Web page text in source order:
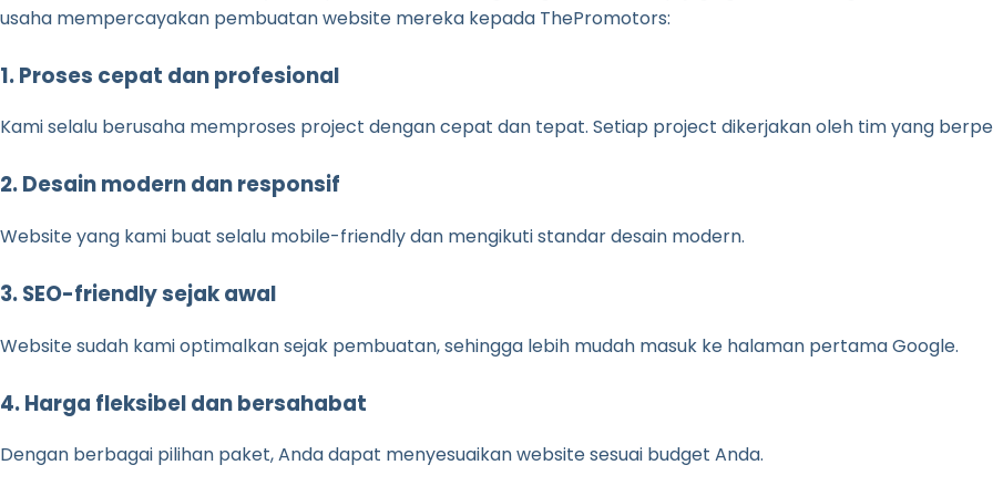
usaha mempercayakan pembuatan website mereka kepada ThePromotors:
1. Proses cepat dan profesional
Kami selalu berusaha memproses project dengan cepat dan tepat. Setiap project dikerjakan oleh tim yang
2. Desain modern dan responsif
Website yang kami buat selalu mobile-friendly dan mengikuti standar desain modern.
3. SEO-friendly sejak awal
Website sudah kami optimalkan sejak pembuatan, sehingga lebih mudah masuk ke halaman pertama Google.
4. Harga fleksibel dan bersahabat
Dengan berbagai pilihan paket, Anda dapat menyesuaikan website sesuai budget Anda.